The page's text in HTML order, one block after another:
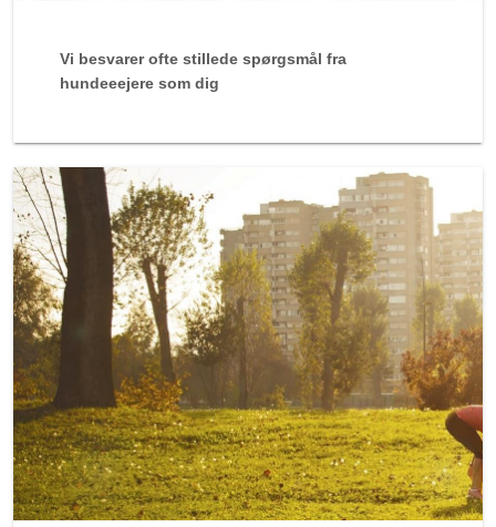
Vi besvarer ofte stillede spørgsmål fra
hundeeejere som dig